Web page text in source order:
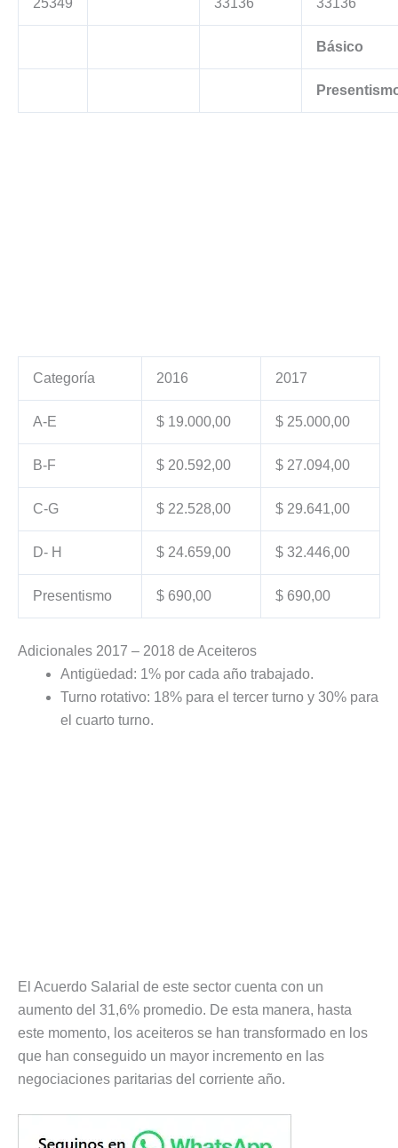
25349 33136 33136
Básico
Categoría 2016 2017
A-E $ 19.000,00 $ 25.000,00
B-F $ 20.592,00 $ 27.094,00
C-G $ 22.528,00 $ 29.641,00
D- H $ 24.659,00 $ 32.446,00
Presentismo $ 690,00 $ 690,00
Adicionales 2017 – 2018 de Aceiteros
Antigüedad: 1% por cada año trabajado.
Turno rotativo: 18% para el tercer turno y 30% para
el cuarto turno.
El Acuerdo Salarial de este sector cuenta con un
aumento del 31,6% promedio. De esta manera, hasta
este momento, los aceiteros se han transformado en los
que han conseguido un mayor incremento en las
negociaciones paritarias del corriente año.